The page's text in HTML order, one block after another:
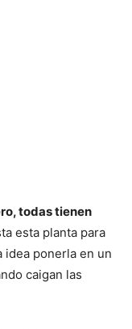
todas tienen
esta planta para
ponerla en un
caigan las